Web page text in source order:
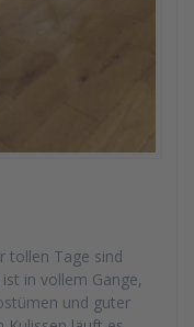
tollen Tage sind
in vollem Gange,
und guter